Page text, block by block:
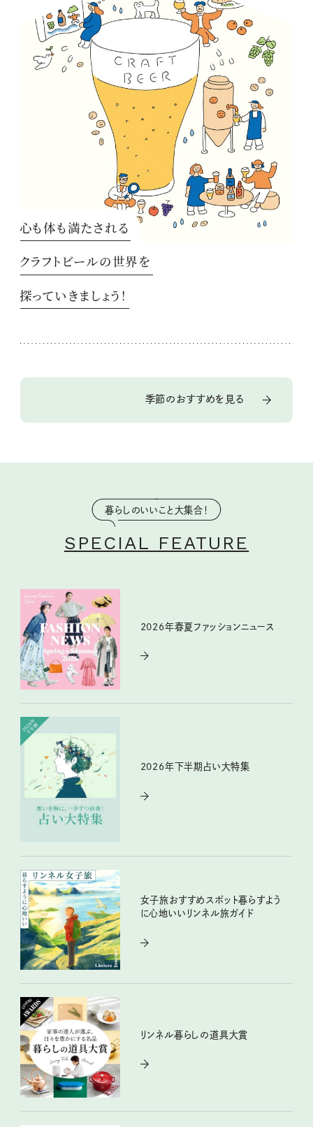
心も体も満たされる
クラフトビールの世界を
探っていきましょう！
季節のおすすめを見る
暮らしのいいこと大集合！
SPECIAL FEATURE
2026年春夏ファッションニュース
2026年下半期占い大特集
女子旅おすすめスポット暮らすよう
に心地いいリンネル旅ガイド
リンネル暮らしの道具大賞